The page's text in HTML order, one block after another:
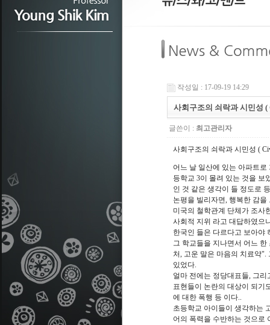
작성일 : 17-09-19 14:29
사회구조의 쇠락과 시민성
글쓴이 : 최고관리자
사회구조의 쇠락과 시민성 (
어느 날 일산에 있는 아파트
등학교 3이 몰려 있는 것을 보
인 것 같은 생각이 들 정도로
논평을 빌리자면, 행복한 감을
미국의 철학관계 단체가 조사
사회적 지위 라고 대답하였으
한국인 들은 다르다고 보아야
그 학교들을 지나면서 어느
처, 고운 말은 마음의 치료약".
있었다.
얼마 전에는 정당대표들, 그
표현들이 논란의 대상이 되기
에 대한 폭행 등 이다..
초등학교 아이들이 생각하는
어의 폭력을 수반하는 것으로